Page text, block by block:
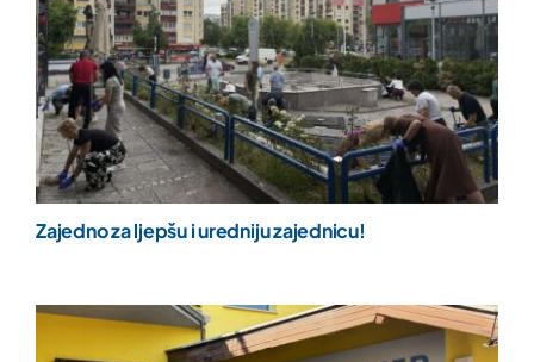
Zajedno za ljepšu i uredniju zajednicu!